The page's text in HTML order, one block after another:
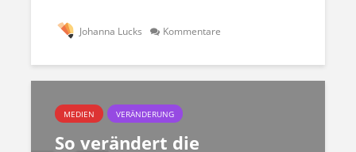
Johanna Lucks Kommentare
MEDIEN VERÄNDERUNG
So verändert die